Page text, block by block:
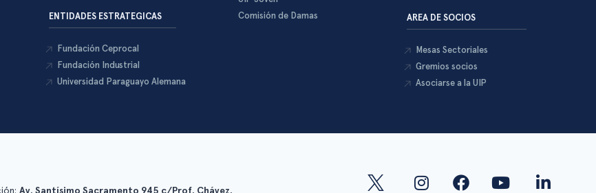
ENTIDADES ESTRATEGICAS
Fundación Ceprocal
Fundación Industrial
Universidad Paraguayo Alemana
Comisión de Damas
AREA DE SOCIOS
Mesas Sectoriales
Gremios socios
Asociarse a la UIP
Av. Santísimo Sacramento 945 c/Prof. Chávez.